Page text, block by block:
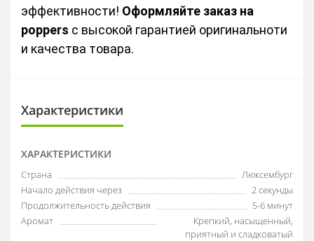
эффективности! Оформляйте заказ на
poppers с высокой гарантией оригинальноти
и качества товара.
Характеристики
ХАРАКТЕРИСТИКИ
Страна
Люксембург
Начало действия через
2 секунды
Продолжительность действия
5-6 минут
Аромат
Крепкий, насыщенный,
приятный и сладковатый